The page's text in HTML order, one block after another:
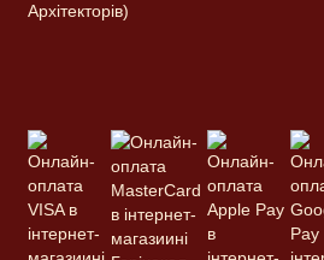
Архітекторів)